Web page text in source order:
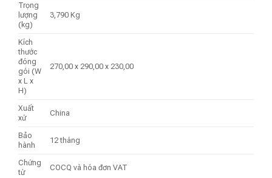
Trọng
lượng
(kg)
3,790 Kg
Kích
thước
đóng
gói (W
x L x
H)
270,00 x 290,00 x 230,00
Xuất
xứ
China
Bảo
hành
12 tháng
Chứng
từ
COCQ và hóa đơn VAT